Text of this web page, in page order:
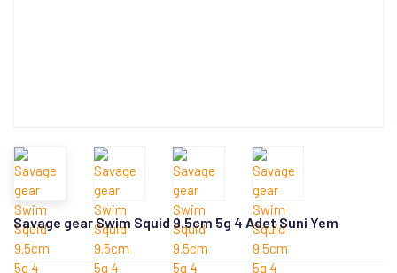
Savage gear Swim Squid 9.5cm 5g 4 Adet Suni Yem